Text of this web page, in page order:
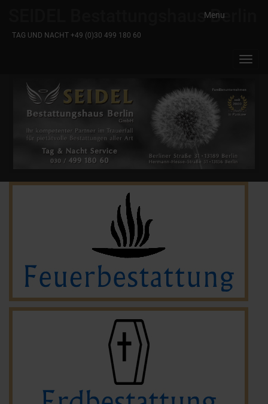
SEIDEL Bestattungshaus Berlin
TAG UND NACHT +49 (0)30 499 180 60
Menu